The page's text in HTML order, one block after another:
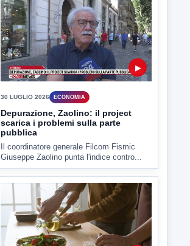
▶
30 LUGLIO 2026 ECONOMIA
Depurazione, Zaolino: il project
scarica i problemi sulla parte
pubblica
Il coordinatore generale Filcom Fismic
Giuseppe Zaolino punta l'indice contro...